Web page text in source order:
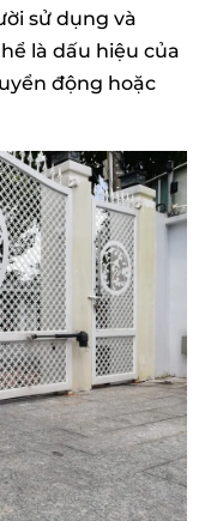
sử dụng và
là dấu hiệu của
động hoặc